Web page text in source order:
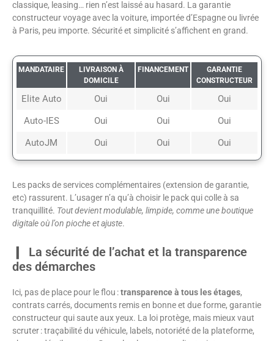
classique, leasing… rien n’est laissé au hasard. La garantie
constructeur voyage avec la voiture, importée d’Espagne ou livrée
à Paris, peu importe. Sécurité et simplicité s’affichent en grand.
MANDATAIRE
LIVRAISON À
DOMICILE
FINANCEMENT
GARANTIE
CONSTRUCTEUR
Elite Auto Oui Oui
Oui
Auto-IES
Oui Oui
Oui
AutoJM
Oui Oui Oui
Les packs de services complémentaires (extension de garantie,
etc) rassurent. L’usager n’a qu’à choisir le pack qui colle à sa
tranquillité. Tout devient modulable, limpide, comme une boutique
digitale où l’on pioche et ajuste.
La sécurité de l’achat et la transparence
des démarches
Ici, pas de place pour le flou :transparence à tous les étages,
contrats carrés, documents remis en bonne et due forme, garantie
constructeur qui saute aux yeux. La loi protège, mais mieux vaut
scruter : traçabilité du véhicule, labels, notoriété de la plateforme,